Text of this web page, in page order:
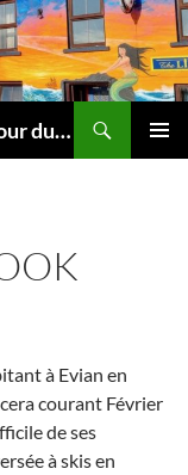
Pour les passionnés de voyages autour du Léman
à Evian en
courant Février
de ses
à skis en